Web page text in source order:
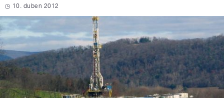
10. duben 2012